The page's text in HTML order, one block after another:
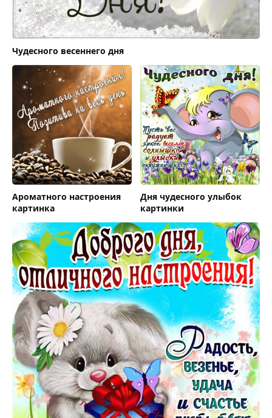
Чудесного весеннего дня
Ароматного настроения
картинка
Дня чудесного улыбок
картинки